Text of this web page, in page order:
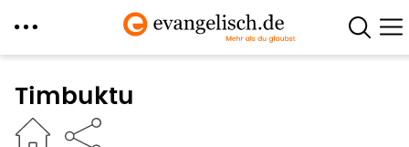
zum
Inhalt
Timbuktu